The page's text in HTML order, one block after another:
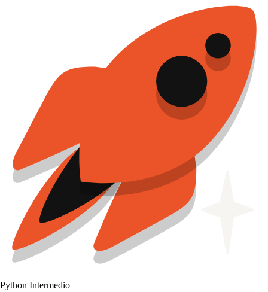
Python Intermedio